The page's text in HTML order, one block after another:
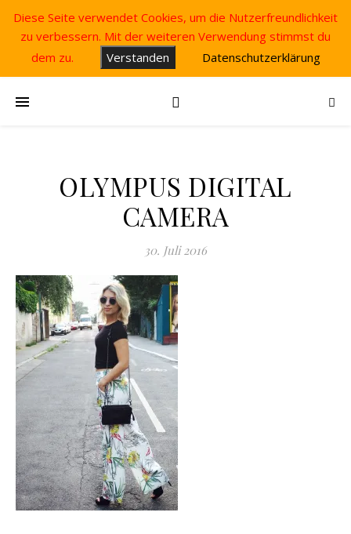
OLYMPUS DIGITAL
CAMERA
30. Juli 2016
Diese Seite verwendet Cookies, um die Nutzerfreundlichkeit
zu verbessern. Mit der weiteren Verwendung stimmst du
dem zu.
Verstanden Datenschutzerklärung